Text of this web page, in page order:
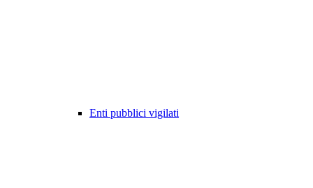
Enti pubblici vigilati